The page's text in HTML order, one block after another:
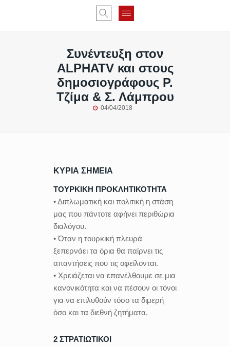
Συνέντευξη στον
ALPHATV και στoυς
δημοσιογράφους Ρ.
Τζίμα & Σ. Λάμπρου
04/04/2018
ΚΥΡΙΑ ΣΗΜΕΙΑ
ΤΟΥΡΚΙΚΗ ΠΡΟΚΛΗΤΙΚΟΤΗΤΑ
• Διπλωματική και πολιτική η στάση
μας που πάντοτε αφήνει περιθώρια
διαλόγου.
• Όταν η τουρκική πλευρά
ξεπερνάει τα όρια θα παίρνει τις
απαντήσεις που τις οφείλονται.
• Χρειάζεται να επανέλθουμε σε μια
κανονικότητα και να πέσουν οι τόνοι
για να επιλυθούν τόσο τα διμερή
όσο και τα διεθνή ζητήματα.
2 ΣΤΡΑΤΙΩΤΙΚΟΙ